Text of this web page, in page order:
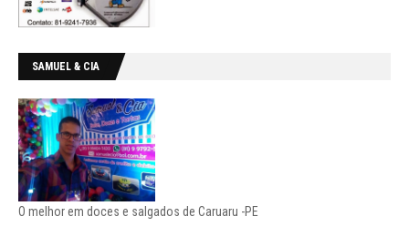
SAMUEL & CIA
O melhor em doces e salgados de Caruaru -PE